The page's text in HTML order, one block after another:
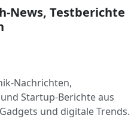
News, Testberichte
Nachrichten,
Startup-Berichte aus
und digitale Trends.